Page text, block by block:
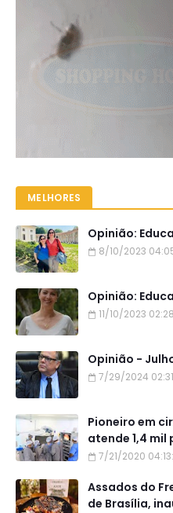
MELHORES
Opinião:
8/10/2023
Opinião:
11/10/2023
Opinião -
7/29/2024
Pioneiro em
atende 1,4 mil
7/21/2020
Assados do
de Brasília,